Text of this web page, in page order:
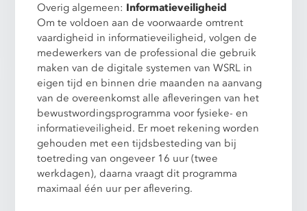
Overig algemeen: Informatieveiligheid
Om te voldoen aan de voorwaarde omtrent
vaardigheid in informatieveiligheid, volgen de
medewerkers van de professional die gebruik
maken van de digitale systemen van WSRL in
eigen tijd en binnen drie maanden na aanvang
van de overeenkomst alle afleveringen van het
bewustwordingsprogramma voor fysieke- en
informatieveiligheid. Er moet rekening worden
gehouden met een tijdsbesteding van bij
toetreding van ongeveer 16 uur (twee
werkdagen), daarna vraagt dit programma
maximaal één uur per aflevering.